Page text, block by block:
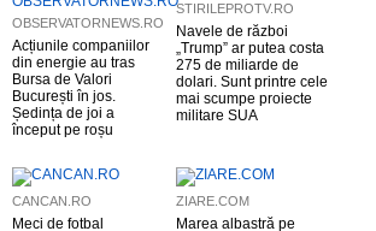
OBSERVATORNEWS.RO
Acțiunile companiilor
din energie au tras
Bursa de Valori
București în jos.
Ședința de joi a
început pe roșu
STIRILEPROTV.RO
Navele de război
„Trump” ar putea costa
275 de miliarde de
dolari. Sunt printre cele
mai scumpe proiecte
militare SUA
CANCAN.RO
Meci de fotbal
ZIARE.COM
Marea albastră pe